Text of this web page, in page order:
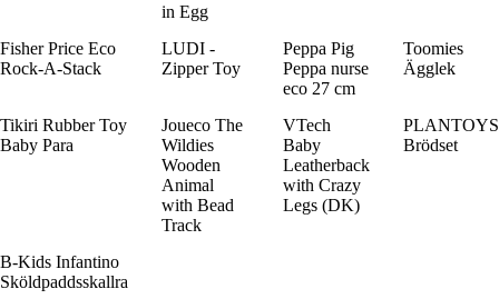
in Egg
Fisher Price Eco
Rock-A-Stack
LUDI -
Zipper Toy
Peppa Pig
Peppa nurse
eco 27 cm
Toomies
Ägglek
Tikiri Rubber Toy
Baby Para
Joueco The
Wildies
Wooden
Animal
with Bead
Track
VTech
Baby
Leatherback
with Crazy
Legs (DK)
PLANTOYS
Brödset
B-Kids Infantino
Sköldpaddsskallra